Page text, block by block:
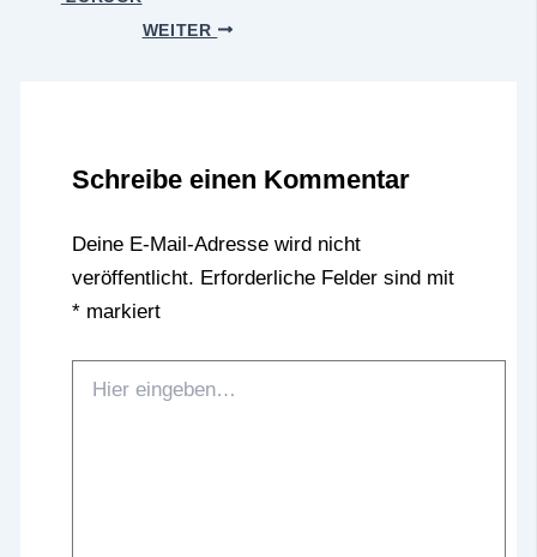
WEITER
Schreibe einen Kommentar
Deine E-Mail-Adresse wird nicht
veröffentlicht. Erforderliche Felder sind mit
*markiert
eingeben…